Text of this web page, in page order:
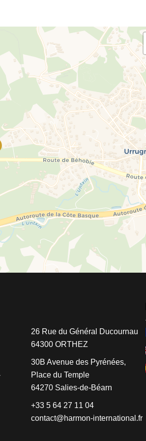
26 Rue du Général Ducournau
64300 ORTHEZ
30B Avenue des Pyrénées,
Place du Temple
64270 Salies-de-Béarn
+33 5 64 27 11 04
contact@harmon-international.fr